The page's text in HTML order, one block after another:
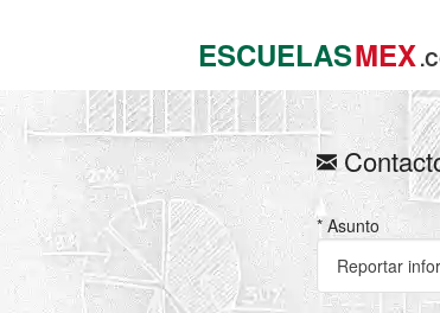
ESCUELASMEX
* Asunto